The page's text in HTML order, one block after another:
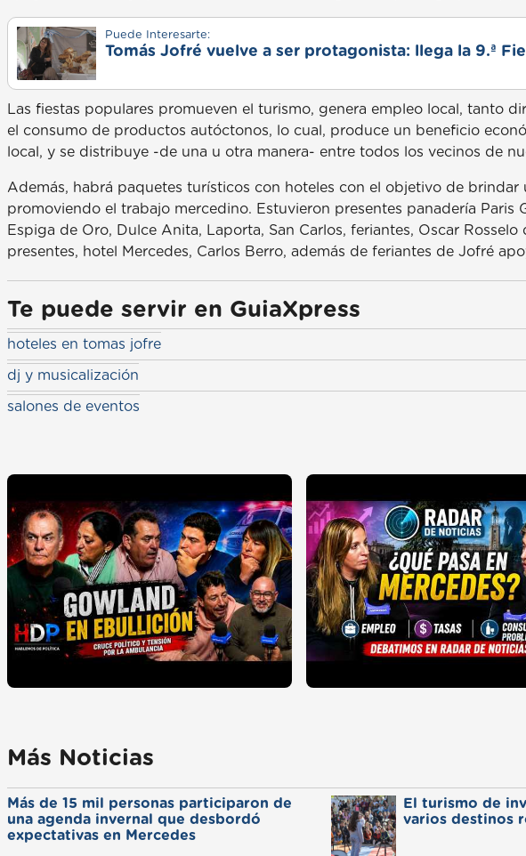
Puede Interesarte:
Tomás Jofré vuelve a ser protagonista: llega la 9.ª
Las fiestas populares promueven el turismo, genera empleo local, tanto
el consumo de productos autóctonos, lo cual, produce un beneficio
local, y se distribuye -de una u otra manera- entre todos los vecinos de
Además, habrá paquetes turísticos con hoteles con el objetivo de brindar
promoviendo el trabajo mercedino. Estuvieron presentes panadería Paris
Espiga de Oro, Dulce Anita, Laporta, San Carlos, feriantes, Oscar
presentes, hotel Mercedes, Carlos Berro, además de feriantes de Jofré
Te puede servir en GuiaXpress
hoteles en tomas jofre
dj y musicalización
salones de eventos
Más Noticias
Más de 15 mil personas participaron de
una agenda invernal que desbordó
expectativas en Mercedes
El turismo de
varios destinos